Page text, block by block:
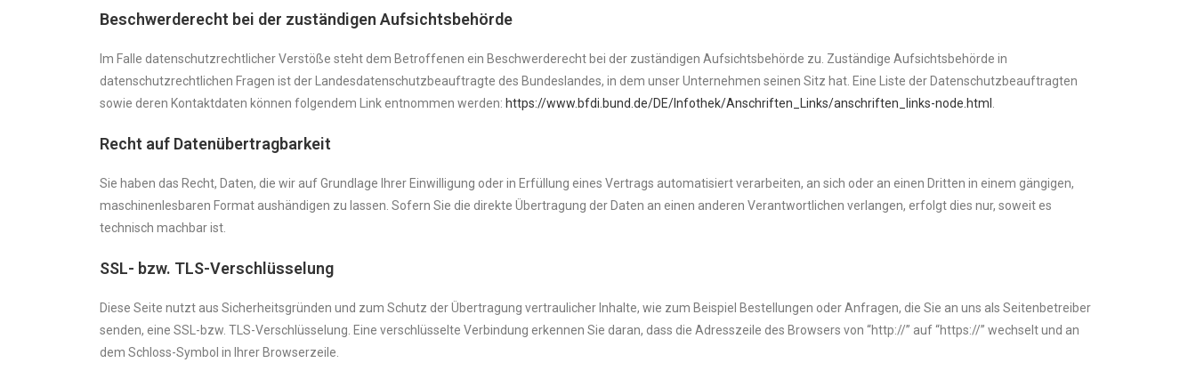
Beschwerderecht bei der zuständigen Aufsichtsbehörde
Im Falle datenschutzrechtlicher Verstöße steht dem Betroffenen ein Beschwerderecht bei der zuständigen Aufsichtsbehörde zu. Zuständige Aufsichtsbehörde in
datenschutzrechtlichen Fragen ist der Landesdatenschutzbeauftragte des Bundeslandes, in dem unser Unternehmen seinen Sitz hat. Eine Liste der Datenschutzbeauftragten
sowie deren Kontaktdaten können folgendem Link entnommen werden: https://www.bfdi.bund.de/DE/Infothek/Anschriften_Links/anschriften_links-node.html
Recht auf Datenübertragbarkeit
Sie haben das Recht, Daten, die wir auf Grundlage Ihrer Einwilligung oder in Erfüllung eines Vertrags automatisiert verarbeiten, an sich oder an einen Dritten in einem gängigen,
maschinenlesbaren Format aushändigen zu lassen. Sofern Sie die direkte Übertragung der Daten an einen anderen Verantwortlichen verlangen, erfolgt dies nur, soweit es
technisch machbar ist.
SSL- bzw. TLS-Verschlüsselung
Diese Seite nutzt aus Sicherheitsgründen und zum Schutz der Übertragung vertraulicher Inhalte, wie zum Beispiel Bestellungen oder Anfragen, die Sie an uns als Seitenbetreiber
senden, eine SSL-bzw. TLS-Verschlüsselung. Eine verschlüsselte Verbindung erkennen Sie daran, dass die Adresszeile des Browsers von “http://” auf “https://” wechselt und an
dem Schloss-Symbol in Ihrer Browserzeile.